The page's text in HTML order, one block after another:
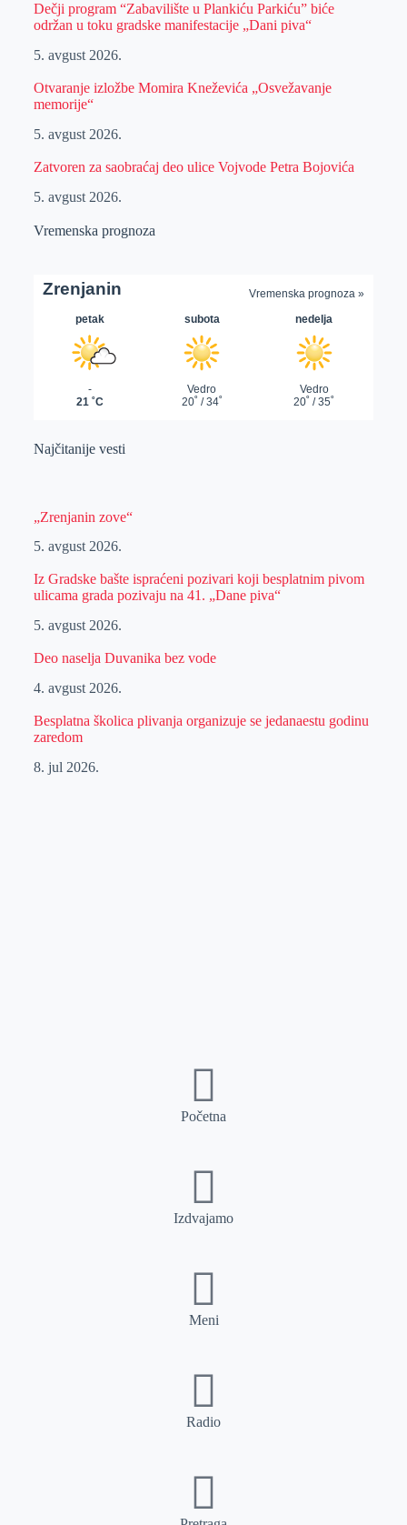
Dečji program “Zabavilište u Plankiću Parkiću” biće
održan u toku gradske manifestacije „Dani piva“
5. avgust 2026.
Otvaranje izložbe Momira Kneževića „Osvežavanje
memorije“
5. avgust 2026.
Zatvoren za saobraćaj deo ulice Vojvode Petra Bojovića
5. avgust 2026.
Vremenska prognoza
Najčitanije vesti
„Zrenjanin zove“
5. avgust 2026.
Iz Gradske bašte ispraćeni pozivari koji besplatnim pivom
ulicama grada pozivaju na 41. „Dane piva“
5. avgust 2026.
Deo naselja Duvanika bez vode
4. avgust 2026.
Besplatna školica plivanja organizuje se jedanaestu godinu
zaredom
8. jul 2026.
Početna
Izdvajamo
Meni
Radio